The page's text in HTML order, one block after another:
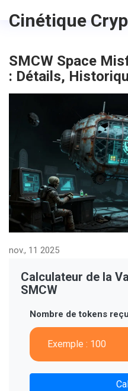
Cinétique
SMCW Space
: Détails,
nov., 11 2025
Calculateur de la
SMCW
Nombre de tokens